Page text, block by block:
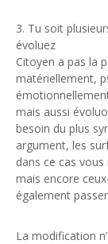
3. Tu soit
évoluez
Citoyen a pas la
matériellement,
mais aussi
besoin du plus
argument, les
dans ce cas
mais encore
également
La modification